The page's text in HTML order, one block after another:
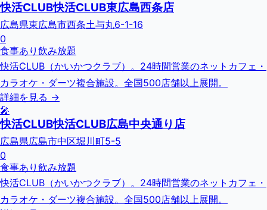
快活CLUB快活CLUB東広島西条店
広島県東広島市西条土与丸6-1-16
0
食事あり 飲み放題
快活CLUB（かいかつクラブ）。24時間営業のネットカフェ・
カラオケ・ダーツ複合施設。全国500店舗以上展開。
詳細を見る →
🎤
快活CLUB快活CLUB広島中央通り店
広島県広島市中区堀川町5-5
0
食事あり 飲み放題
快活CLUB（かいかつクラブ）。24時間営業のネットカフェ・
カラオケ・ダーツ複合施設。全国500店舗以上展開。